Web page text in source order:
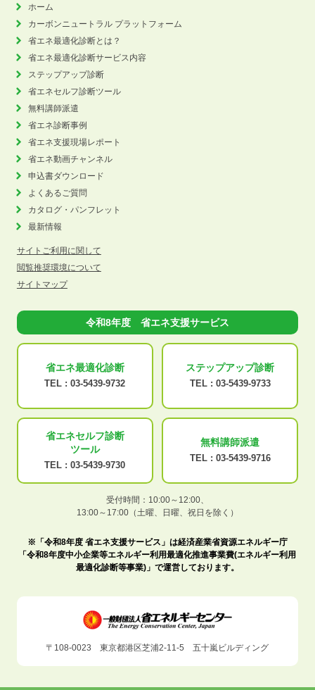
ホーム
カーボンニュートラル プラットフォーム
省エネ最適化診断とは？
省エネ最適化診断サービス内容
ステップアップ診断
省エネセルフ診断ツール
無料講師派遣
省エネ診断事例
省エネ支援現場レポート
省エネ動画チャンネル
申込書ダウンロード
よくあるご質問
カタログ・パンフレット
最新情報
サイトご利用に関して
閲覧推奨環境について
サイトマップ
令和8年度 省エネ支援サービス
省エネ最適化診断
TEL : 03-5439-9732
ステップアップ診断
TEL : 03-5439-9733
省エネセルフ診断
ツール
TEL : 03-5439-9730
無料講師派遣
TEL : 03-5439-9716
受付時間：10:00～12:00、
13:00～17:00（土曜、日曜、祝日を除く）
※「令和8年度 省エネ支援サービス」は経済産業省資源エネルギー庁
「令和8年度中小企業等エネルギー利用最適化推進事業費(エネルギー利用
最適化診断等事業)」で運営しております。
〒108-0023 東京都港区芝浦2-11-5 五十嵐ビルディング